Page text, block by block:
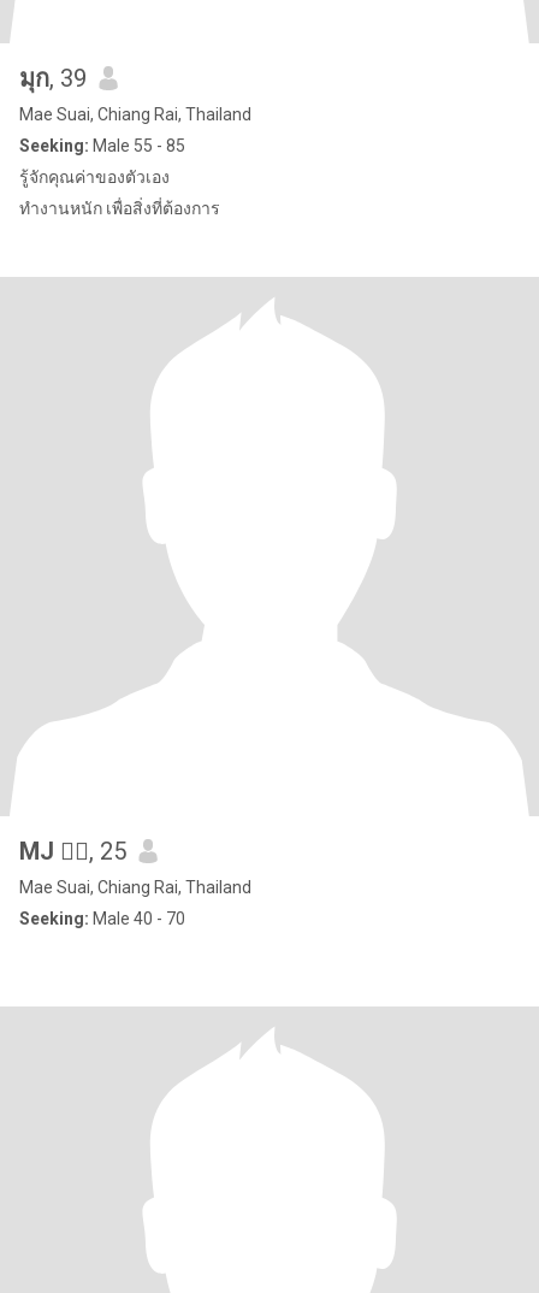
มุก, 39
Mae Suai, Chiang Rai, Thailand
Seeking: Male 55 - 85
รู้จักคุณค่าของตัวเอง
ทำงานหนัก เพื่อสิ่งที่ต้องการ
MJ 🧚‍♀️, 25
Mae Suai, Chiang Rai, Thailand
Seeking: Male 40 - 70